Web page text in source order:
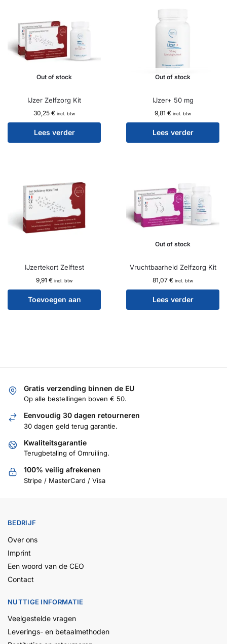
Out of stock
IJzer Zelfzorg Kit
30,25 € incl. btw
Lees verder
Out of stock
IJzer+ 50 mg
9,81 € incl. btw
Lees verder
IJzertekort Zelftest
9,91 € incl. btw
Toevoegen aan
Out of stock
Vruchtbaarheid Zelfzorg Kit
81,07 € incl. btw
Lees verder
Gratis verzending binnen de EU
Op alle bestellingen boven € 50.
Eenvoudig 30 dagen retourneren
30 dagen geld terug garantie.
Kwaliteitsgarantie
Terugbetaling of Omruiling.
100% veilig afrekenen
Stripe / MasterCard / Visa
BEDRIJF
Over ons
Imprint
Een woord van de CEO
Contact
NUTTIGE INFORMATIE
Veelgestelde vragen
Leverings- en betaalmethoden